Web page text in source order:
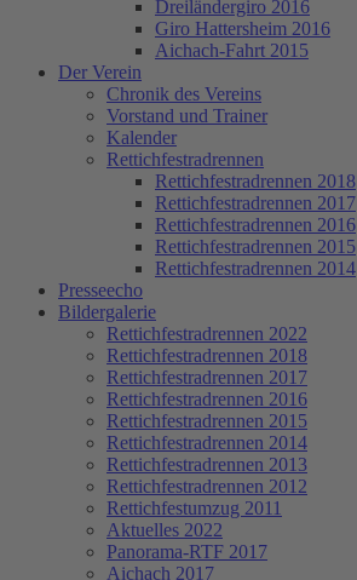
Dreiländergiro 2016
Giro Hattersheim 2016
Aichach-Fahrt 2015
Der Verein
Chronik des Vereins
Vorstand und Trainer
Kalender
Rettichfestradrennen
Rettichfestradrennen 2018
Rettichfestradrennen 2017
Rettichfestradrennen 2016
Rettichfestradrennen 2015
Rettichfestradrennen 2014
Presseecho
Bildergalerie
Rettichfestradrennen 2022
Rettichfestradrennen 2018
Rettichfestradrennen 2017
Rettichfestradrennen 2016
Rettichfestradrennen 2015
Rettichfestradrennen 2014
Rettichfestradrennen 2013
Rettichfestradrennen 2012
Rettichfestumzug 2011
Aktuelles 2022
Panorama-RTF 2017
Aichach 2017